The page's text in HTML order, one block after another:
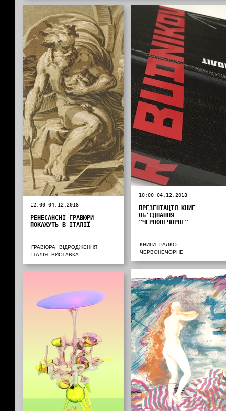
12:00 04.12.2018
РЕНЕСАНСНІ ГРАВЮРИ
ПОКАЖУТЬ В ІТАЛІЇ
ГРАВЮРА
ВІДРОДЖЕННЯ
ІТАЛІЯ
ВИСТАВКА
10:00 04.12.2018
ПРЕЗЕНТАЦІЯ КНИГ
ОБ'ЄДНАННЯ
"ЧЕРВОНЕЧОРНЕ"
КНИГИ
РАЛКО
ЧЕРВОНЕЧОРНЕ